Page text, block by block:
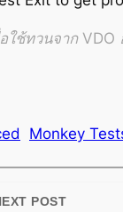
ช้ทวนจาก VDO
Monkey
POST